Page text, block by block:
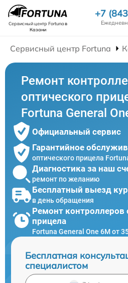
Сервисный центр Fortunaв
Казани
+7
Сервисный центр Fortuna
Ремонт
оптического
Fortuna General
Официальный сервис
Гарантийное
оптического прицела
Диагностика за наш
ремонт по желанию
Бесплатный выезд
в день обращения
Ремонт контроллеров
прицела
Fortuna General One 6M от
Бесплатная
специалистом